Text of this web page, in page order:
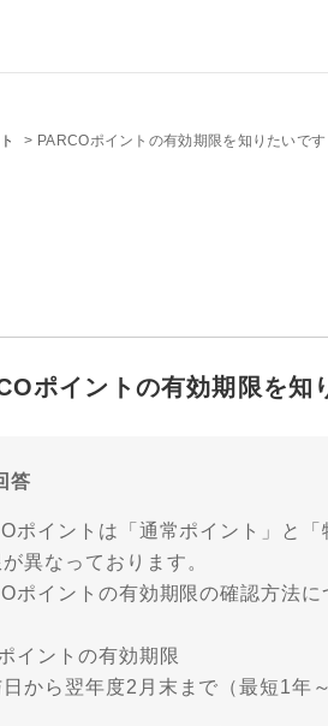
> PARCOポイントの有効期限を知りたいです
ポイントの有効期限を知
答
ポイントは「通常ポイント」と
異なっております。
ポイントの有効期限の確認方法に
イントの有効期限
日から翌年度2月末まで（最短1年